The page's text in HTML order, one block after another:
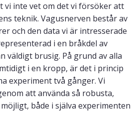
vi inte vet om det vi försöker att
teknik. Vagusnerven består av
och den data vi är intresserade
i en bråkdel av
väldigt brusig. På grund av alla
i en kropp, är det i princip
experiment två gånger. Vi
att använda så robusta,
både i själva experimenten